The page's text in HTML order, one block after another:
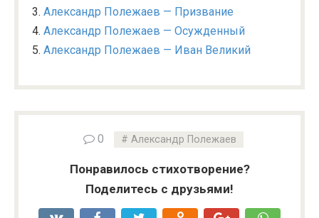
Александр Полежаев — Призвание
Александр Полежаев — Осужденный
Александр Полежаев — Иван Великий
0 Александр Полежаев
Понравилось стихотворение?
Поделитесь с друзьями!